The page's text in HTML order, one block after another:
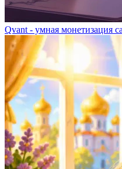
Qvant - умная монетизация